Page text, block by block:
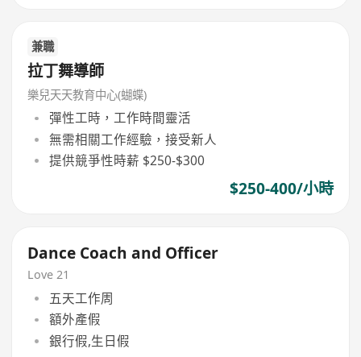
兼職
拉丁舞導師
樂兒天天教育中心(蝴蝶)
彈性工時，工作時間靈活
無需相關工作經驗，接受新人
提供競爭性時薪 $250-$300
$250-400/小時
Dance Coach and Officer
Love 21
五天工作周
額外產假
銀行假,生日假